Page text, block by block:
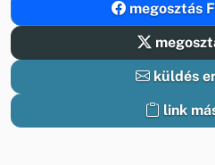
megosztás
küldés
link